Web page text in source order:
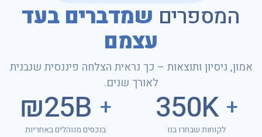
המספרים שמדברים בעד
עצמם
אמון, ניסיון ותוצאות – כך נראית הצלחה פיננסית שנבנית
לאורך שנים.
+
350K
לקוחות שבחרו בנו
+
25B₪
בנכסים מנוהלים באחריות